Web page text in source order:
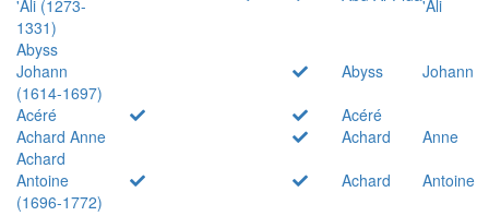
'Ali (1273-
1331)
'Ali
Abyss
Johann
(1614-1697)
Abyss
Johann
Acéré
Acéré
Achard Anne
Achard
Anne
Achard
Antoine
(1696-1772)
Achard
Antoine